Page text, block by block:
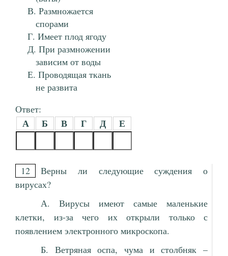
Размножается
спорами
Имеет плод ягоду
При размножении
зависим от воды
Проводящая ткань
не развита
Ответ:
А Б В Г Д Е
12
Верны ли следующие суждения о
вирусах?
А. Вирусы имеют самые маленькие
клетки, из-за чего их открыли только с
появлением электронного микроскопа.
Б. Ветряная оспа, чума и столбняк –